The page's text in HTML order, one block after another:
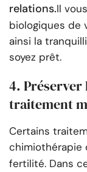
relations.Il
biologiques de
ainsi la
soyez prêt.
4.
traitement
Certains
chimiothérapie
fertilité. Dans